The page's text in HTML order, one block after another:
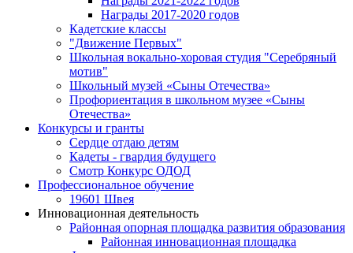
Награды 2017-2020 годов
Кадетские классы
"Движение Первых"
Школьная вокально-хоровая студия "Серебряный
мотив"
Школьный музей «Сыны Отечества»
Профориентация в школьном музее «Сыны
Отечества»
Конкурсы и гранты
Сердце отдаю детям
Кадеты - гвардия будущего
Смотр Конкурс ОДОД
Профессиональное обучение
19601 Швея
Инновационная деятельность
Районная опорная площадка развития образования
Районная инновационная площадка